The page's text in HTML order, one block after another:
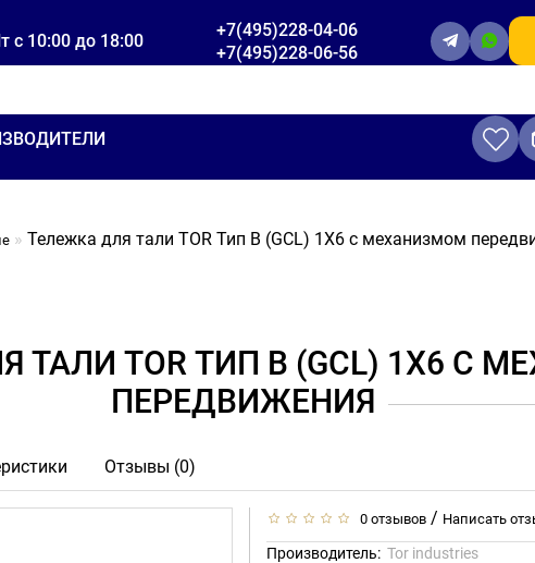
с 10:00 до 18:00
+7(495)228-04-06
+7(495)228-06-56
Тележка для тали TOR Тип В (GCL) 1Х6 с механизмом
ТАЛИ TOR ТИП В (GCL) 1Х6 С
ПЕРЕДВИЖЕНИЯ
Отзывы (0)
0 отзывов / Написать
Производитель: Tor industries